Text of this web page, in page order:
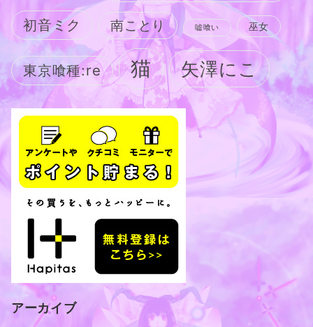
初音ミク 南ことり 嘘喰い 巫女
東京喰種:re 猫 矢澤にこ
アーカイブ